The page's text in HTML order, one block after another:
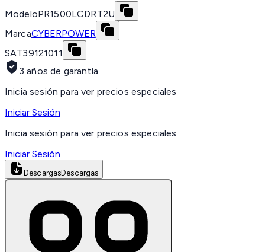
ModeloPR1500LCDRT2U
MarcaCYBERPOWER
SAT39121011
3 años de garantía
Inicia sesión para ver precios especiales
Iniciar Sesión
Inicia sesión para ver precios especiales
Iniciar Sesión
DescargasDescargas